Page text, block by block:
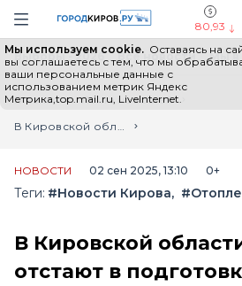
Навигация сайта
80,93
Мы используем cookie. Оставаясь на
вы соглашаетесь с тем, что мы
ваши персональные данные с
использованием метрик Яндекс
Метрика,top.mail.ru, LiveInternet.
Выборы - 2026 Все новости Мы в
Главная
Лента новостей
В Кировской области два района отстают в подготовке к отопительному сезону
НОВОСТИ 02 сен 2025, 13:10 0+
Теги: #Новости Кирова
В Кировской
отстают в